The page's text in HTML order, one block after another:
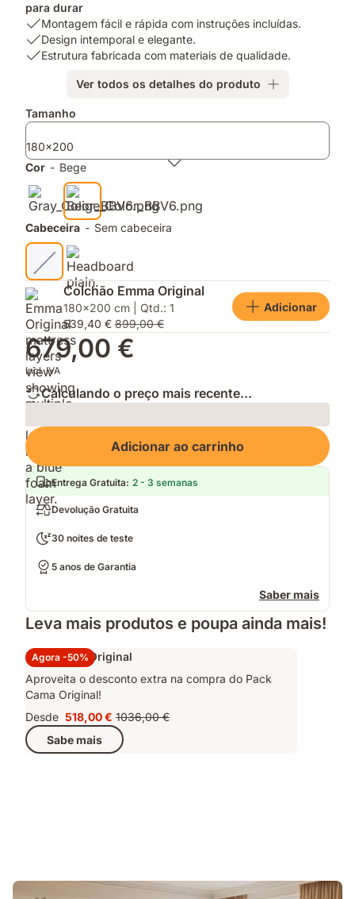
para durar
USP
1:
Montagem
com
incluídas.
Montagem fácil e rápida com instruções incluídas.
USP
2:
intemporal
elegante.
Design intemporal e elegante.
USP
com
de
qualidade.
Estrutura fabricada com materiais de qualidade.
Ver todos os detalhes do produto
Complementos
Tamanho
180x200
Cor - Bege
Cabeceira - Sem cabeceira
Colchão Emma Original
180x200 cm | Qtd.: 1
539,40 € 899,00 €
Adicionar
679,00 €
Incl. IVA
Calculando o preço mais recente...
Loading
Adicionar ao carrinho
Entrega Gratuita: 2 - 3 semanas
Devolução Gratuita
30 noites de teste
5 anos de Garantia
Saber mais
Leva mais produtos e poupa ainda mais!
Agora -50%
Pack Cama Original
Aproveita o desconto extra na compra do Pack
Cama Original!
Desde Preço
518,00 €
518,00 € Preço
original
1036,00 €
1036,00 €
Sabe mais